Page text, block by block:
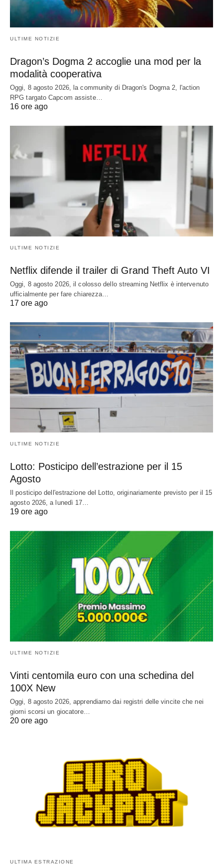
ULTIME NOTIZIE
Dragon’s Dogma 2 accoglie una mod per la
modalità cooperativa
Oggi, 8 agosto 2026, la community di Dragon's Dogma 2, l'action
RPG targato Capcom assiste…
16 ore ago
ULTIME NOTIZIE
Netflix difende il trailer di Grand Theft Auto VI
Oggi, 8 agosto 2026, il colosso dello streaming Netflix è intervenuto
ufficialmente per fare chiarezza…
17 ore ago
ULTIME NOTIZIE
Lotto: Posticipo dell’estrazione per il 15
Agosto
Il posticipo dell'estrazione del Lotto, originariamente previsto per il 15
agosto 2026, a lunedì 17…
19 ore ago
ULTIME NOTIZIE
Vinti centomila euro con una schedina del
100X New
Oggi, 8 agosto 2026, apprendiamo dai registri delle vincite che nei
giorni scorsi un giocatore…
20 ore ago
ULTIMA ESTRAZIONE